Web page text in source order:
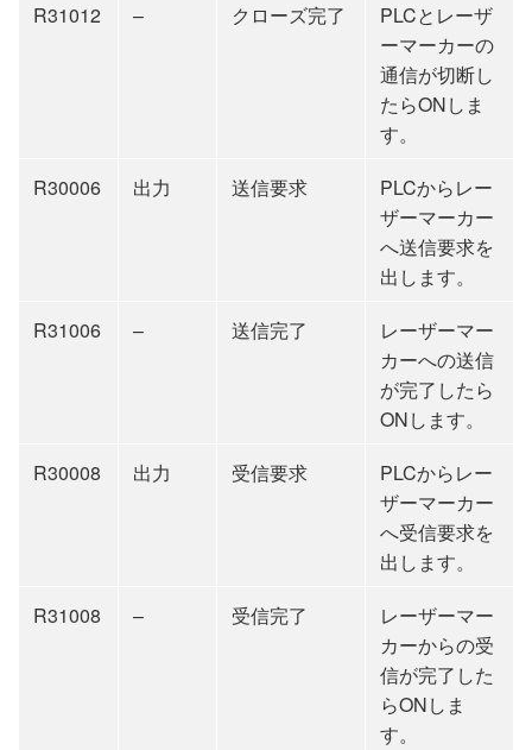
R31012
– クローズ完了
PLCとレーザ
ーマーカーの
通信が切断し
たらONしま
す。
R30006
出力 送信要求
PLCからレー
ザーマーカー
へ送信要求を
出します。
R31006
– 送信完了
レーザーマー
カーへの送信
が完了したら
ONします。
R30008
出力 受信要求
PLCからレー
ザーマーカー
へ受信要求を
出します。
R31008
– 受信完了
レーザーマー
カーからの受
信が完了した
らONしま
す。